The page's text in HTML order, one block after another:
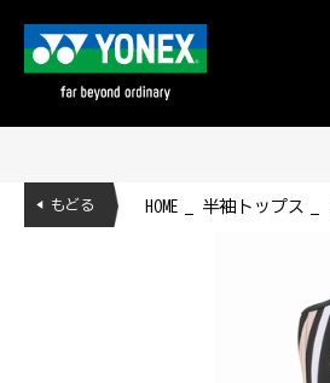
HOME 半袖トップス
◀ もどる